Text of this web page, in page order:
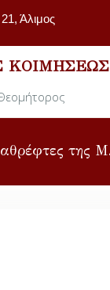
Άλιμος
ΚΟΙΜΉΣΕΩΣ
της